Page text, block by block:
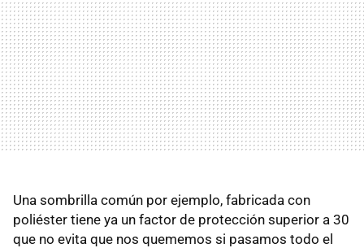
Una sombrilla común por ejemplo, fabricada con
poliéster tiene ya un factor de protección superior a 30
que no evita que nos quememos si pasamos todo el